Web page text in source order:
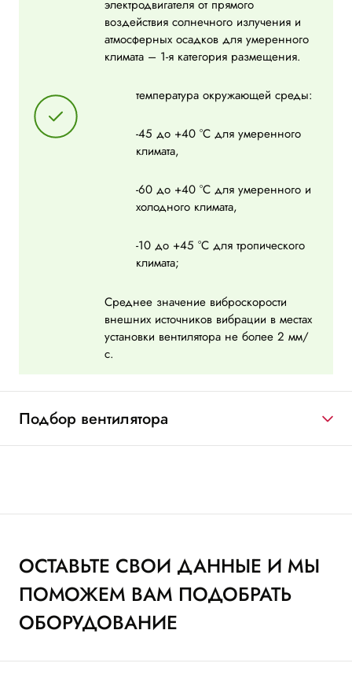
электродвигателя от прямого
воздействия солнечного излучения и
атмосферных осадков для умеренного
климата – 1-я категория размещения.
температура окружающей среды:
-45 до +40 °С для умеренного
климата,
-60 до +40 °С для умеренного и
холодного климата,
-10 до +45 °С для тропического
климата;
Среднее значение виброскорости
внешних источников вибрации в местах
установки вентилятора не более 2 мм/
с.
Подбор вентилятора
ОСТАВЬТЕ СВОИ ДАННЫЕ И МЫ
ПОМОЖЕМ ВАМ ПОДОБРАТЬ
ОБОРУДОВАНИЕ